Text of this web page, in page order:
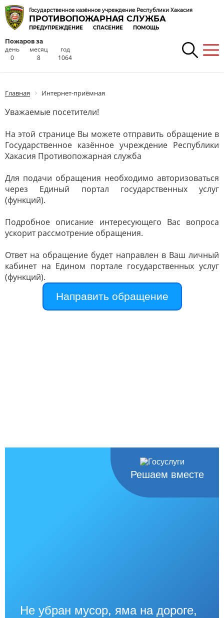
Государственное казённое учреждение Республики Хакасия
ПРОТИВОПОЖАРНАЯ СЛУЖБА
ПРЕДУПРЕЖДЕНИЕ СПАСЕНИЕ ПОМОЩЬ
Пожаров за
день
0
месяц
8
год
1064
Главная Интернет-приёмная
Уважаемые посетители!
На этой странице Вы можете отправить обращение в
Государственное казённое учреждение Республики
Хакасия Противопожарная служба
Для подачи обращения необходимо авторизоваться
через Единый портал государственных услуг
(функций).
Подробное описание интересующего Вас вопроса
ускорит рассмотрение обращения.
Ответ на обращение будет направлен в Ваш личный
кабинет на Едином портале государственных услуг
(функций).
Направить обращение
Решаем вместе
Не убран мусор, яма на дороге,